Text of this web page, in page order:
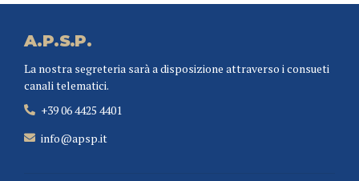
A.P.S.P.
La nostra segreteria sarà a disposizione attraverso i consueti
canali telematici.
+39 06 4425 4401
info@apsp.it